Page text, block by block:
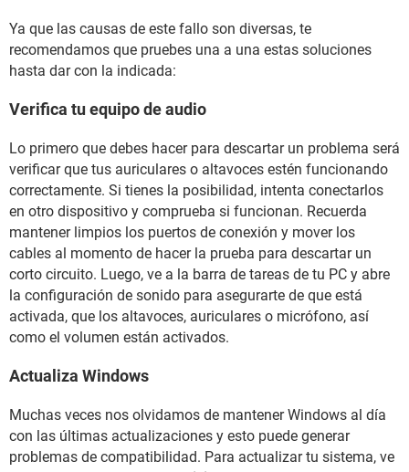
Ya que las causas de este fallo son diversas, te
recomendamos que pruebes una a una estas soluciones
hasta dar con la indicada:
Verifica tu equipo de audio
Lo primero que debes hacer para descartar un problema será
verificar que tus auriculares o altavoces estén funcionando
correctamente. Si tienes la posibilidad, intenta conectarlos
en otro dispositivo y comprueba si funcionan. Recuerda
mantener limpios los puertos de conexión y mover los
cables al momento de hacer la prueba para descartar un
corto circuito. Luego, ve a la barra de tareas de tu PC y abre
la configuración de sonido para asegurarte de que está
activada, que los altavoces, auriculares o micrófono, así
como el volumen están activados.
Actualiza Windows
Muchas veces nos olvidamos de mantener Windows al día
con las últimas actualizaciones y esto puede generar
problemas de compatibilidad. Para actualizar tu sistema, ve